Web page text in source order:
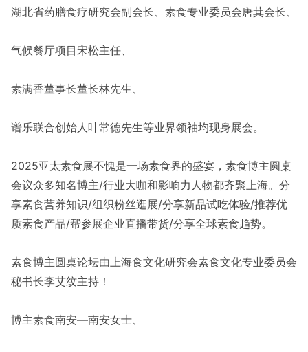
湖北省药膳食疗研究会副会长、素食专业委员会唐萁会长、
气候餐厅项目宋松主任、
素满香董事长董长林先生、
谱乐联合创始人叶常德先生等业界领袖均现身展会。
2025亚太素食展不愧是一场素食界的盛宴，素食博主圆桌
会议众多知名博主/行业大咖和影响力人物都齐聚上海。分
享素食营养知识/组织粉丝逛展/分享新品试吃体验/推荐优
质素食产品/帮参展企业直播带货/分享全球素食趋势。
素食博主圆桌论坛由上海食文化研究会素食文化专业委员会
秘书长李艾纹主持！
博主素食南安—南安女士、